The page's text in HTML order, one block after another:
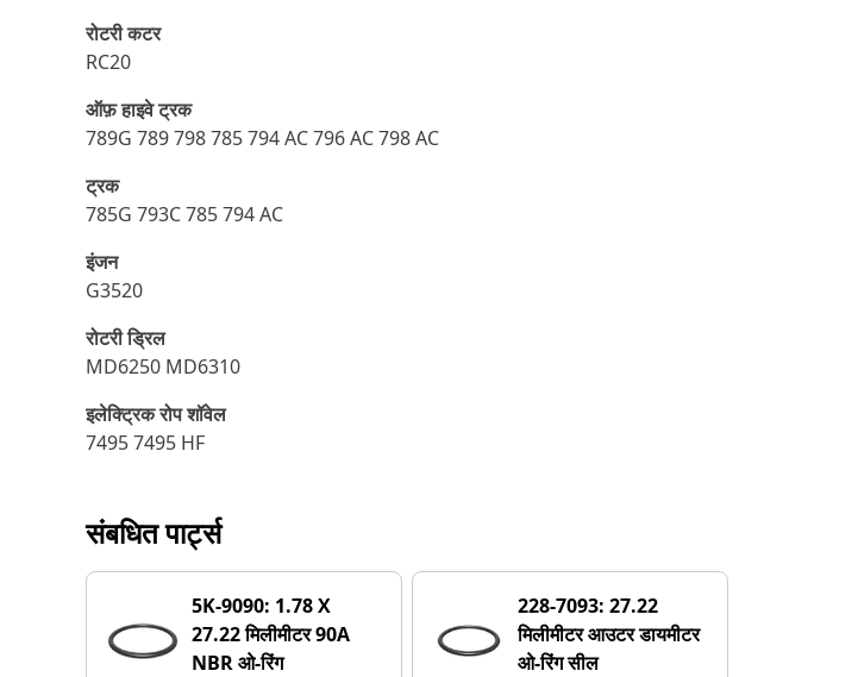
रोटरी कटर
RC20
ऑफ़ हाइवे ट्रक
789G 789 798 785 794 AC 796 AC 798 AC
ट्रक
785G 793C 785 794 AC
इंजन
G3520
रोटरी ड्रिल
MD6250 MD6310
इलेक्ट्रिक रोप शॉवेल
7495 7495 HF
संबधित पार्ट्स
5K-9090: 1.78 X
27.22 मिलीमीटर 90A
NBR ओ-रिंग
228-7093: 27.22
मिलीमीटर आउटर डायमीटर
ओ-रिंग सील